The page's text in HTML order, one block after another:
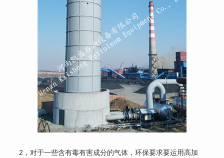
2，对于一些含有毒有害成分的气体，环保要求要运用高加